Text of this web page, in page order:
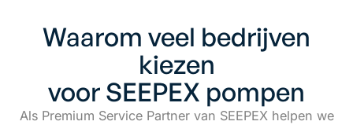
Waarom veel bedrijven
kiezen
voor SEEPEX pompen
Als Premium Service Partner van SEEPEX helpen we